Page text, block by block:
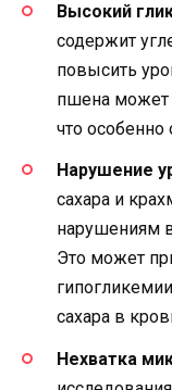
Высокий
содержит
повысить
пшена может
что особенно
Нарушение
сахара и
нарушениям
Это может
сахара в
Нехватка